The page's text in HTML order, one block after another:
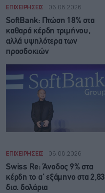
ΕΠΙΧΕΙΡΗΣΕΙΣ 06.08.2026
SoftBank: Πτώση 18% στα
καθαρά κέρδη τριμήνου,
αλλά υψηλότερα των
προσδοκιών
ΕΠΙΧΕΙΡΗΣΕΙΣ 06.08.2026
Swiss Re: Άνοδος 9% στα
κέρδη το α’ εξάμηνο στα 2,83
δισ. δολάρια